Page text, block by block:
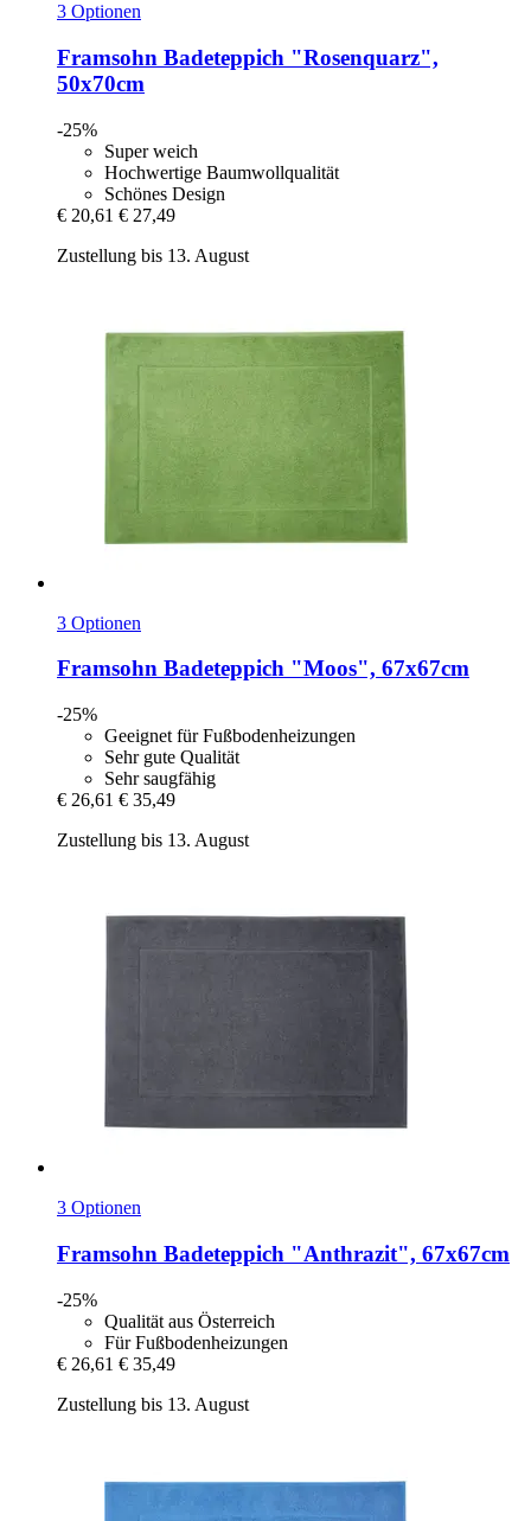
3 Optionen
Framsohn Badeteppich "Rosenquarz",
50x70cm
-25%
Super weich
Hochwertige Baumwollqualität
Schönes Design
€ 20,61 € 27,49
Zustellung bis 13. August
3 Optionen
Framsohn Badeteppich "Moos", 67x67cm
-25%
Geeignet für Fußbodenheizungen
Sehr gute Qualität
Sehr saugfähig
€ 26,61 € 35,49
Zustellung bis 13. August
3 Optionen
Framsohn Badeteppich "Anthrazit", 67x67cm
-25%
Qualität aus Österreich
Für Fußbodenheizungen
€ 26,61 € 35,49
Zustellung bis 13. August